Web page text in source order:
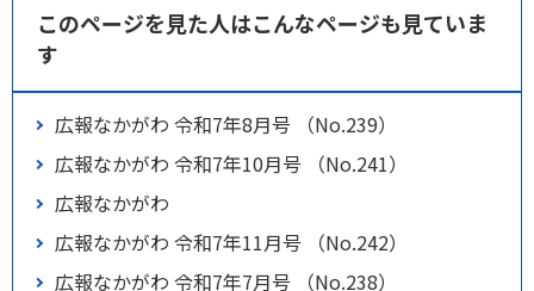
このページを見た人はこんなページも見ていま
す
広報なかがわ 令和7年8月号 （No.239）
広報なかがわ 令和7年10月号 （No.241）
広報なかがわ
広報なかがわ 令和7年11月号 （No.242）
広報なかがわ 令和7年7月号 （No.238）